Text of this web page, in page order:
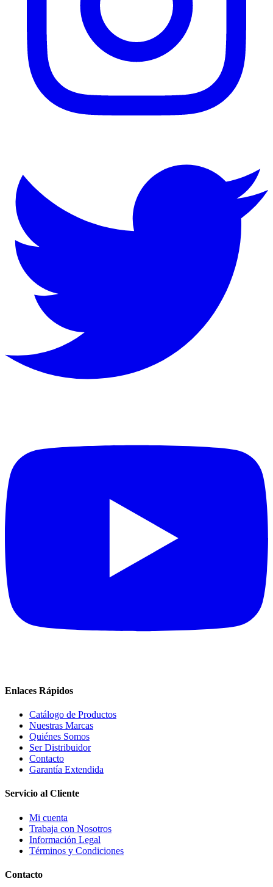
Enlaces Rápidos
Catálogo de Productos
Nuestras Marcas
Quiénes Somos
Ser Distribuidor
Contacto
Garantía Extendida
Servicio al Cliente
Mi cuenta
Trabaja con Nosotros
Información Legal
Términos y Condiciones
Contacto